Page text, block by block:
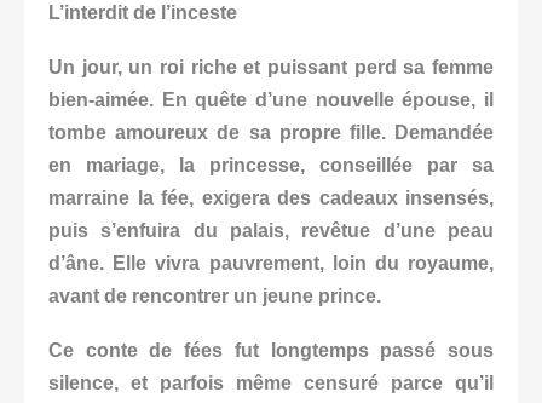
L’interdit de l’inceste
Un jour, un roi riche et puissant perd sa femme
bien-aimée. En quête d’une nouvelle épouse, il
tombe amoureux de sa propre fille. Demandée
en mariage, la princesse, conseillée par sa
marraine la fée, exigera des cadeaux insensés,
puis s’enfuira du palais, revêtue d’une peau
d’âne. Elle vivra pauvrement, loin du royaume,
avant de rencontrer un jeune prince.
Ce conte de fées fut longtemps passé sous
silence, et parfois même censuré parce qu’il